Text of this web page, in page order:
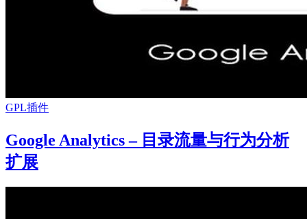
GPL插件
Google Analytics – 目录流量与行为分析
扩展